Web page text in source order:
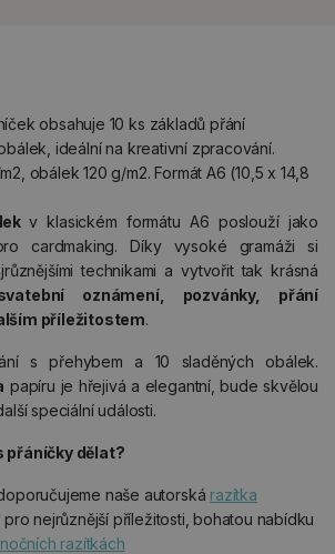
obsahuje 10 ks základů přání
ideální na kreativní zpracování.
obálek 120 g/m2. Formát A6 (10,5 x 14,8
v klasickém formátu A6 poslouží jako
cardmaking. Díky vysoké gramáži si
technikami a vytvořit tak krásná
oznámení, pozvánky, přání
příležitostem.
s přehybem a 10 sladěných obálek.
papíru je hřejivá a elegantní, bude skvělou
speciální události.
přáníčky dělat?
naše autorská razítka
pro nejrůznější příležitosti, bohatou nabídku
razítkách